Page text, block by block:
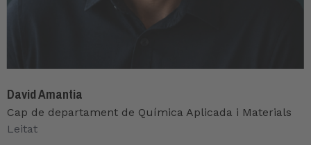
David Amantia
Cap de departament de Química Aplicada i Materials
Leitat